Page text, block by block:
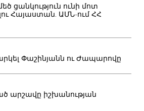
ցանկություն ունի մոտ
Հայաստան. ԱՄՆ-ում ՀՀ
Փաշինյանն ու Ժապարովը
արշավը իշխանության